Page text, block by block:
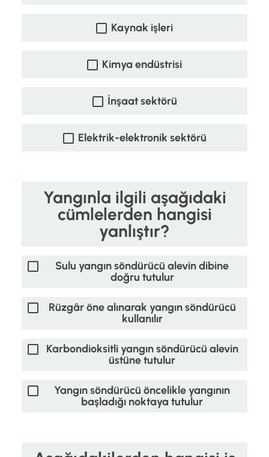
Kaynak işleri
Kimya endüstrisi
İnşaat sektörü
Elektrik-elektronik sektörü
Yangınla ilgili aşağıdaki
cümlelerden hangisi
yanlıştır?
Sulu yangın söndürücü alevin dibine
doğru tutulur
Rüzgâr öne alınarak yangın söndürücü
kullanılır
Karbondioksitli yangın söndürücü alevin
üstüne tutulur
Yangın söndürücü öncelikle yangının
başladığı noktaya tutulur